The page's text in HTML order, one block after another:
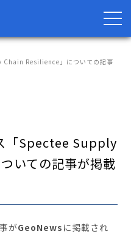
Resilience」についての記事
「Spectee Supply
いての記事が掲載
がGeoNews に掲載され